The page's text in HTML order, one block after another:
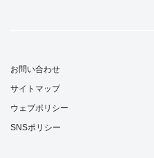
お問い合わせ
サイトマップ
ウェブポリシー
SNSポリシー